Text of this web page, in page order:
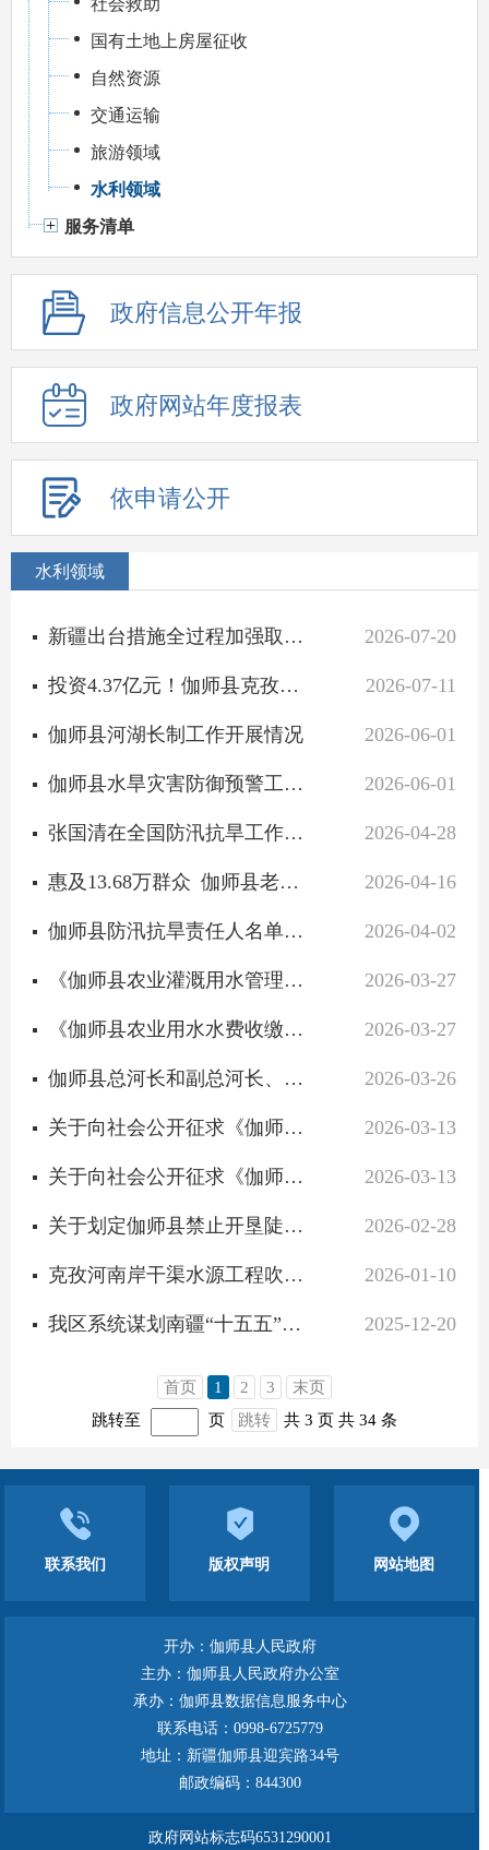
社会救助
国有土地上房屋征收
自然资源
交通运输
旅游领域
水利领域
服务清单
政府信息公开年报
政府网站年度报表
依申请公开
水利领域
2026-07-20
新疆出台措施全过程加强取用水管理
2026-07-11
投资4.37亿元！伽师县克孜河南岸干渠水源工程加速 建设守护4.9万亩良田灌溉安全
2026-06-01
伽师县河湖长制工作开展情况
2026-06-01
伽师县水旱灾害防御预警工作开展情况
2026-04-28
张国清在全国防汛抗旱工作视频会议上强调：紧盯重点部位薄弱环节 严密防范化解水旱灾害风险
2026-04-16
惠及13.68万群众 伽师县老旧管网巩固提升工程加速推进
2026-04-02
伽师县防汛抗旱责任人名单公示
2026-03-27
《伽师县农业灌溉用水管理办法》公开征求意见建议结果反馈
2026-03-27
《伽师县农业用水水费收缴使用管理办法》公开征求意见建议结果反馈
2026-03-26
伽师县总河长和副总河长、伽师县自治区级及县乡级河流河长、河段长名单公告
2026-03-13
关于向社会公开征求《伽师县农业用水水费收缴使用管理办法》意见建议的公告
2026-03-13
关于向社会公开征求《伽师县农业灌溉用水管理办法》意见建议的公告
2026-02-28
关于划定伽师县禁止开垦陡坡地范围的公告
2026-01-10
克孜河南岸干渠水源工程吹响2026年项目建设“开门红”号角
2025-12-20
我区系统谋划南疆“十五五”水利蓝图
首页 1 2 3
末页
跳转至
页 跳转 共 3 页 共 34 条
联系我们 版权声明 网站地图
开办：伽师县人民政府
主办：伽师县人民政府办公室
承办：伽师县数据信息服务中心
联系电话：0998-6725779
地址：新疆伽师县迎宾路34号
邮政编码：844300
政府网站标志码6531290001